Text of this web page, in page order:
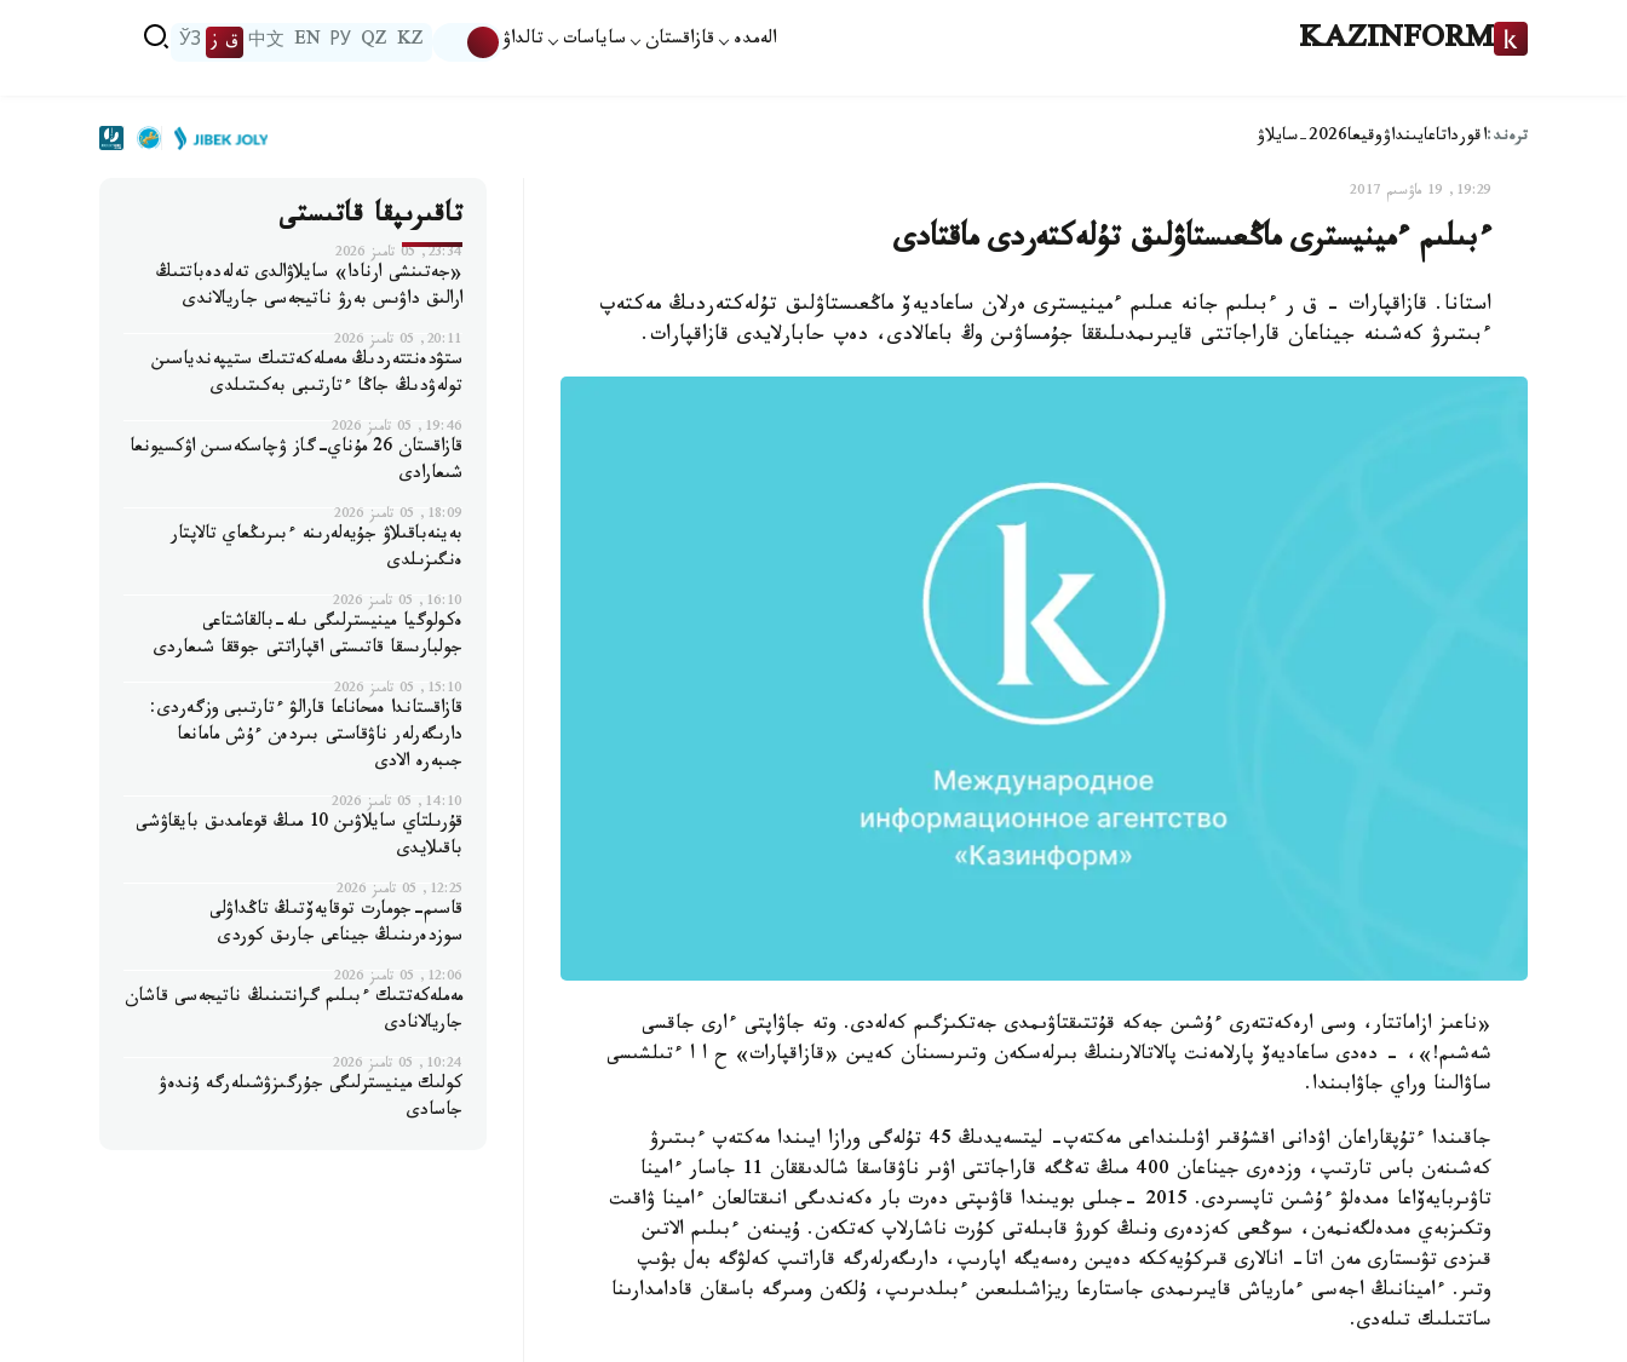
KAZINFORM الەمدە قازاقستان ساياسات تالداۋ KZ
QZ
РУ
EN
中文 ق ز ЎЗ
ترەند:اقورداتاعايىنداۋوقيعا2026-سايلاۋ
19:29, 19 ماۋسىم 2017
ءبىلىم ءمينيسترى ماڭعىستاۋلىق تۇلەكتەردى ماقتادى
استانا. قازاقپارات - ق ر ءبىلىم جانە عىلىم ءمينيسترى ەرلان ساعاديەۆ ماڭعىستاۋلىق تۇلەكتەردىڭ مەكتەپ
ءبىتىرۋ كەشىنە جيناعان قاراجاتتى قايىرىمدىلىققا جۇمساۋىن وڭ باعالادى، دەپ حابارلايدى قازاقپارات.
«ناعىز ازاماتتار، وسى ارەكەتتەرى ءۇشىن جەكە قۇتتىقتاۋىمدى جەتكىزگىم كەلەدى. وتە جاۋاپتى ءارى جاقسى
شەشىم!»، - دەدى ساعاديەۆ پارلامەنت پالاتالارىنىڭ بىرلەسكەن وتىرىسىنان كەيىن «قازاقپارات» ح ا ا ءتىلشىسى
ساۋالىنا وراي جاۋابىندا.
جاقىندا ءتۇپقاراعان اۋدانى اقشۇقىر اۋىلىنداعى مەكتەپ- ليتسەيدىڭ 45 تۇلەگى ورازا ايىندا مەكتەپ ءبىتىرۋ
كەشىنەن باس تارتىپ، وزدەرى جيناعان 400 مىڭ تەڭگە قاراجاتتى اۋىر ناۋقاسقا شالدىققان 11 جاسار ءامينا
تاۋىربايەۆاعا ەمدەلۋ ءۇشىن تاپسىردى. 2015 -جىلى بويىندا قاۋىپتى دەرت بار ەكەندىگى انىقتالعان ءامينا ۋاقىت
وتكىزبەي ەمدەلگەنمەن، سوڭعى كەزدەرى ونىڭ كورۋ قابىلەتى كۇرت ناشارلاپ كەتكەن. ۇيىنەن ءبىلىم الاتىن
قىزدى تۋىستارى مەن اتا- انالارى قىركۇيەككە دەيىن رەسەيگە اپارىپ، دارىگەرلەرگە قاراتىپ كەلۋگە بەل بۋىپ
وتىر. ءامينانىڭ اجەسى ءمارياش قايىرىمدى جاستارعا ريزاشىلىعىن ءبىلدىرىپ، ۇلكەن ومىرگە باسقان قادامدارىنا
ساتتىلىك تىلەدى.
تاقىرىپقا قاتىستى
23:34, 05 تامىز 2026
«جەتىنشى ارنادا» سايلاۋالدى تەلەدەباتتىڭ
ارالىق داۋىس بەرۋ ناتيجەسى جاريالاندى
20:11, 05 تامىز 2026
ستۋدەنتتەردىڭ مەملەكەتتىك ستيپەندياسىن
تولەۋدىڭ جاڭا ءتارتىبى بەكىتىلدى
19:46, 05 تامىز 2026
قازاقستان 26 مۇناي-گاز ۋچاسكەسىن اۋكسيونعا
شىعارادى
18:09, 05 تامىز 2026
بەينەباقىلاۋ جۇيەلەرىنە ءبىرىڭعاي تالاپتار
ەنگىزىلدى
16:10, 05 تامىز 2026
ەكولوگيا مينيسترلىگى ىلە-بالقاشتاعى
جولبارىسقا قاتىستى اقپاراتتى جوققا شىعاردى
15:10, 05 تامىز 2026
قازاقستاندا ەمحاناعا قارالۋ ءتارتىبى وزگەردى:
دارىگەرلەر ناۋقاستى بىردەن ءۇش مامانعا
جىبەرە الادى
14:10, 05 تامىز 2026
قۇرىلتاي سايلاۋىن 10 مىڭ قوعامدىق بايقاۋشى
باقىلايدى
12:25, 05 تامىز 2026
قاسىم-جومارت توقايەۆتىڭ تاڭداۋلى
سوزدەرىنىڭ جيناعى جارىق كوردى
12:06, 05 تامىز 2026
مەملەكەتتىك ءبىلىم گرانتىنىڭ ناتيجەسى قاشان
جاريالانادى
10:24, 05 تامىز 2026
كولىك مينيسترلىگى جۇرگىزۋشىلەرگە ۇندەۋ
جاسادى